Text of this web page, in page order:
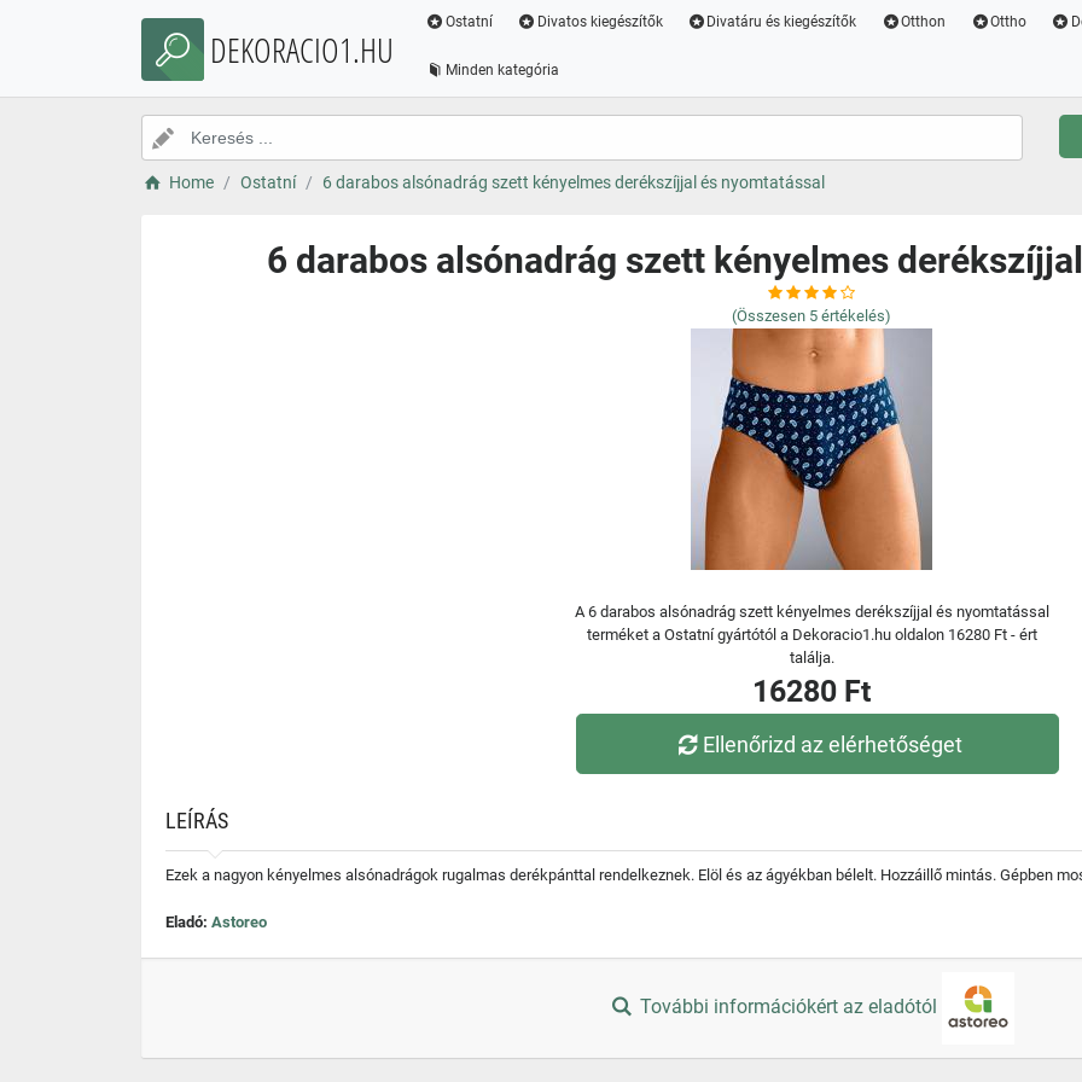
DEKORACIO1.HU
Ostatní Divatos kiegészítők Divatáru és kiegészítők Otthon Ottho
Minden kategória
Home Ostatní 6 darabos alsónadrág szett kényelmes derékszíjjal és nyomtatással
6 darabos alsónadrág szett kényelmes
(Összesen 5 értékelés)
A 6 darabos alsónadrág szett kényelmes derékszíjjal és nyomtatással
terméket a Ostatní gyártótól a Dekoracio1.hu oldalon 16280 Ft - ért
találja.
16280 Ft
Ellenőrizd az elérhetőséget
LEÍRÁS
Ezek a nagyon kényelmes alsónadrágok rugalmas derékpánttal rendelkeznek. Elöl és az ágyékban bélelt. Hozzáillő mintás. Gépben
Eladó: Astoreo
További információkért az eladótól